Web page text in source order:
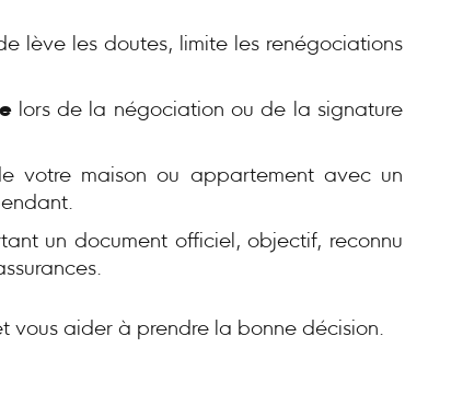
lève les doutes, limite les renégociations
lors de la négociation ou de la signature
votre maison ou appartement avec un
un document officiel, objectif, reconnu
vous aider à prendre la bonne décision.